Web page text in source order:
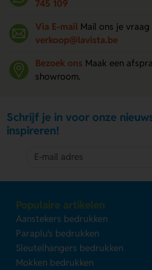
745 109
Via E-mail Mail ons je vraag
verkoop@lavista.be
Bezoek ons Maak een
showroom.
Schrijf je in voor onze
inspireren!
Populaire artikelen
Aanstekers bedrukken
Paraplu's bedrukken
Sleutelhangers bedrukken
Mokken bedrukken